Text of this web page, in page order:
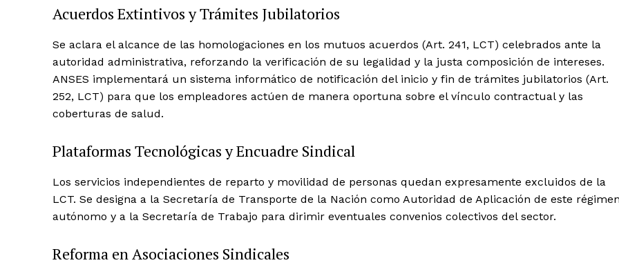
Acuerdos Extintivos y Trámites Jubilatorios
Se aclara el alcance de las homologaciones en los mutuos acuerdos (Art. 241, LCT) celebrados ante la
autoridad administrativa, reforzando la verificación de su legalidad y la justa composición de intereses.
ANSES implementará un sistema informático de notificación del inicio y fin de trámites jubilatorios (Art.
252, LCT) para que los empleadores actúen de manera oportuna sobre el vínculo contractual y las
coberturas de salud.
Plataformas Tecnológicas y Encuadre Sindical
Los servicios independientes de reparto y movilidad de personas quedan expresamente excluidos de la
LCT. Se designa a la Secretaría de Transporte de la Nación como Autoridad de Aplicación de este
autónomo y a la Secretaría de Trabajo para dirimir eventuales convenios colectivos del sector.
Reforma en Asociaciones Sindicales